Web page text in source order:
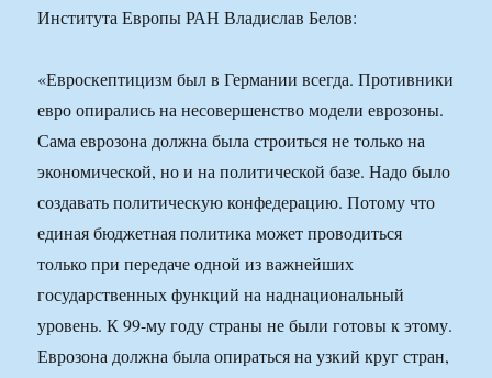
Института Европы РАН Владислав Белов:
«Евроскептицизм был в Германии всегда. Противники
евро опирались на несовершенство модели еврозоны.
Сама еврозона должна была строиться не только на
экономической, но и на политической базе. Надо было
создавать политическую конфедерацию. Потому что
единая бюджетная политика может проводиться
только при передаче одной из важнейших
государственных функций на наднациональный
уровень. К 99-му году страны не были готовы к этому.
Еврозона должна была опираться на узкий круг стран,